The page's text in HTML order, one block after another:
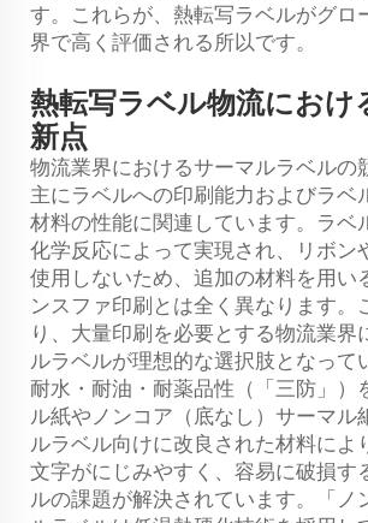
す。これらが、熱転写ラベルがグロ
界で高く評価される所以です。
熱転写ラベル物流におけ
新点
物流業界におけるサーマルラベルの
主にラベルへの印刷能力およびラベ
材料の性能に関連しています。ラベ
化学反応によって実現され、リボン
使用しないため、追加の材料を用い
ンスファ印刷とは全く異なります。
り、大量印刷を必要とする物流業界
ルラベルが理想的な選択肢となって
耐水・耐油・耐薬品性（「三防」）
ル紙やノンコア（底なし）サーマル
ルラベル向けに改良された材料によ
文字がにじみやすく、容易に破損す
ルの課題が解決されています。「ノ